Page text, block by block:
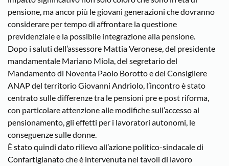
pensione, ma ancor più le giovani generazioni che dovranno
considerare per tempo di affrontare la questione
previdenziale e la possibile integrazione alla pensione.
Dopo i saluti dell’assessore Mattia Veronese, del presidente
mandamentale Mariano Miola, del segretario del
Mandamento di Noventa Paolo Borotto e del Consigliere
ANAP del territorio Giovanni Andriolo, l’incontro è stato
centrato sulle differenze tra le pensioni pre e post riforma,
con particolare attenzione alle modifiche sull’accesso al
pensionamento, gli effetti per i lavoratori autonomi, le
conseguenze sulle donne.
È stato quindi dato rilievo all’azione politico-sindacale di
Confartigianato che è intervenuta nei tavoli di lavoro